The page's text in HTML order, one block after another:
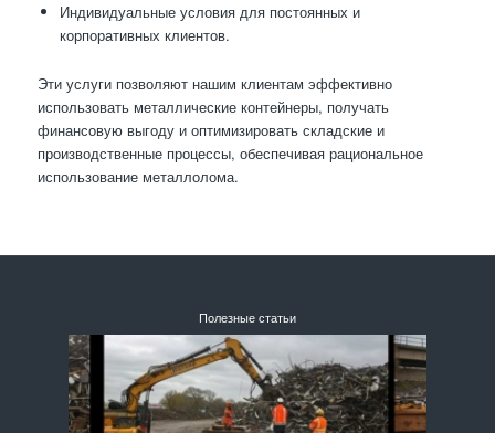
Индивидуальные условия для постоянных и
корпоративных клиентов.
Эти услуги позволяют нашим клиентам эффективно
использовать металлические контейнеры, получать
финансовую выгоду и оптимизировать складские и
производственные процессы, обеспечивая рациональное
использование металлолома.
Полезные статьи